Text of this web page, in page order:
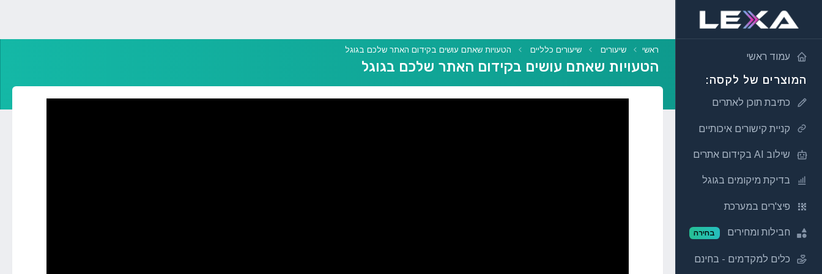
עמוד ראשי
המוצרים של לקסה:
כתיבת תוכן לאתרים
קניית קישורים איכותיים
שילוב AI בקידום אתרים
בדיקת מיקומים בגוגל
פיצ'רים במערכת
חבילות ומחירים בחירה
כלים למקדמים - בחינם
ראשי שיעורים שיעורים כלליים הטעויות שאתם עושים בקידום האתר שלכם בגוגל
הטעויות שאתם עושים בקידום האתר שלכם בגוגל